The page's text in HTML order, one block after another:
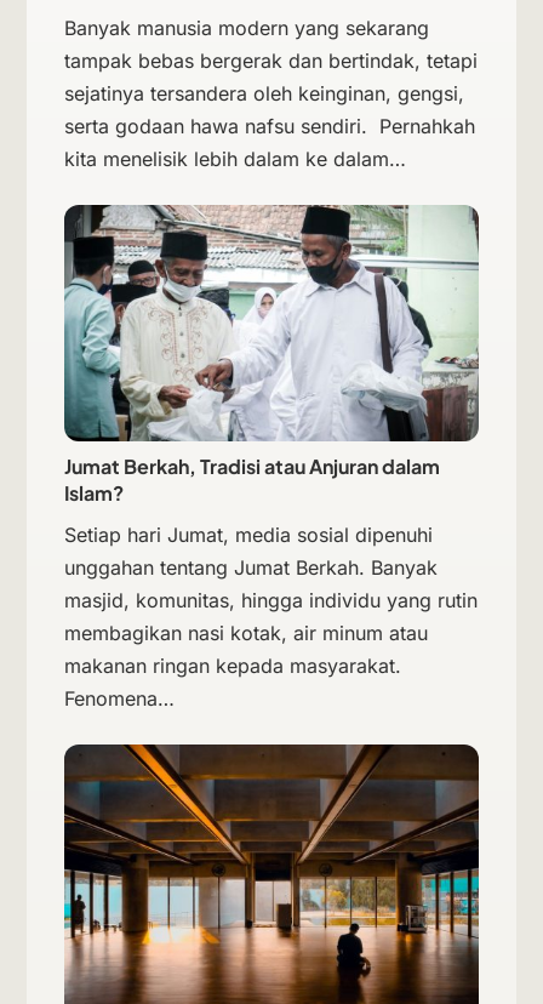
Banyak manusia modern yang sekarang
tampak bebas bergerak dan bertindak, tetapi
sejatinya tersandera oleh keinginan, gengsi,
serta godaan hawa nafsu sendiri. Pernahkah
kita menelisik lebih dalam ke dalam…
Jumat Berkah, Tradisi atau Anjuran dalam
Islam?
Setiap hari Jumat, media sosial dipenuhi
unggahan tentang Jumat Berkah. Banyak
masjid, komunitas, hingga individu yang rutin
membagikan nasi kotak, air minum atau
makanan ringan kepada masyarakat.
Fenomena…